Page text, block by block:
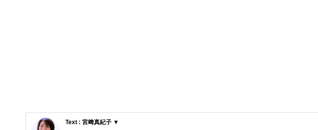
Text : 宮﨑真紀子 ▼